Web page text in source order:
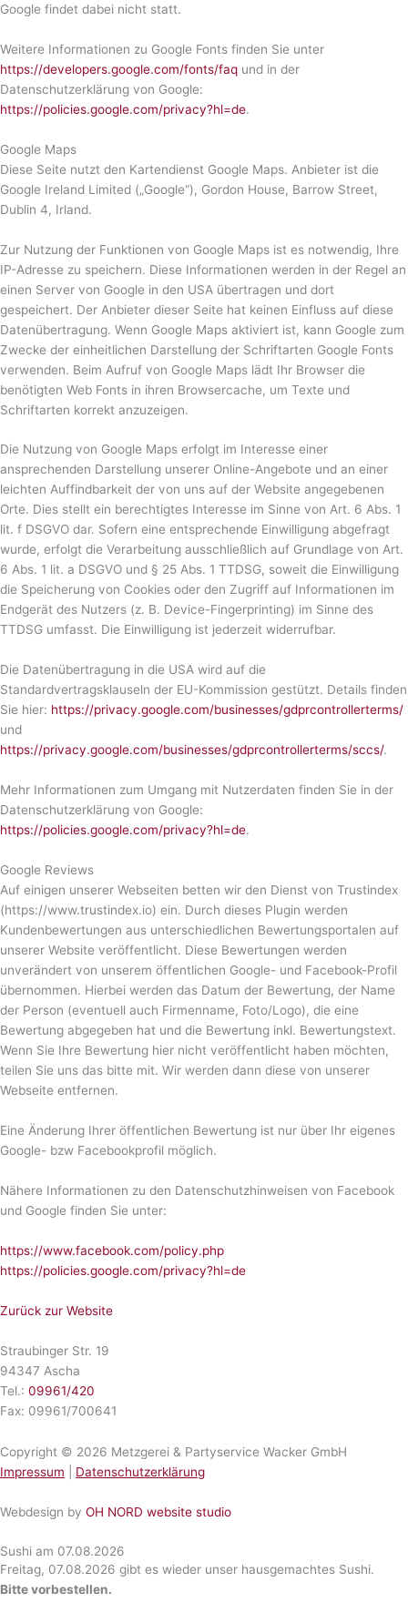
Google findet dabei nicht statt.
Weitere Informationen zu Google Fonts finden Sie unter
https://developers.google.com/fonts/faq und in der
Datenschutzerklärung von Google:
https://policies.google.com/privacy?hl=de.
Google Maps
Diese Seite nutzt den Kartendienst Google Maps. Anbieter ist die
Google Ireland Limited („Google“), Gordon House, Barrow Street,
Dublin 4, Irland.
Zur Nutzung der Funktionen von Google Maps ist es notwendig, Ihre
IP-Adresse zu speichern. Diese Informationen werden in der Regel an
einen Server von Google in den USA übertragen und dort
gespeichert. Der Anbieter dieser Seite hat keinen Einfluss auf diese
Datenübertragung. Wenn Google Maps aktiviert ist, kann Google zum
Zwecke der einheitlichen Darstellung der Schriftarten Google Fonts
verwenden. Beim Aufruf von Google Maps lädt Ihr Browser die
benötigten Web Fonts in ihren Browsercache, um Texte und
Schriftarten korrekt anzuzeigen.
Die Nutzung von Google Maps erfolgt im Interesse einer
ansprechenden Darstellung unserer Online-Angebote und an einer
leichten Auffindbarkeit der von uns auf der Website angegebenen
Orte. Dies stellt ein berechtigtes Interesse im Sinne von Art. 6 Abs. 1
lit. f DSGVO dar. Sofern eine entsprechende Einwilligung abgefragt
wurde, erfolgt die Verarbeitung ausschließlich auf Grundlage von Art.
6 Abs. 1 lit. a DSGVO und § 25 Abs. 1 TTDSG, soweit die Einwilligung
die Speicherung von Cookies oder den Zugriff auf Informationen im
Endgerät des Nutzers (z. B. Device-Fingerprinting) im Sinne des
TTDSG umfasst. Die Einwilligung ist jederzeit widerrufbar.
Die Datenübertragung in die USA wird auf die
Standardvertragsklauseln der EU-Kommission gestützt. Details finden
Sie hier: https://privacy.google.com/businesses/gdprcontrollerterms/
und
https://privacy.google.com/businesses/gdprcontrollerterms/sccs/.
Mehr Informationen zum Umgang mit Nutzerdaten finden Sie in der
Datenschutzerklärung von Google:
https://policies.google.com/privacy?hl=de.
Google Reviews
Auf einigen unserer Webseiten betten wir den Dienst von Trustindex
(https://www.trustindex.io) ein. Durch dieses Plugin werden
Kundenbewertungen aus unterschiedlichen Bewertungsportalen auf
unserer Website veröffentlicht. Diese Bewertungen werden
unverändert von unserem öffentlichen Google- und Facebook-Profil
übernommen. Hierbei werden das Datum der Bewertung, der Name
der Person (eventuell auch Firmenname, Foto/Logo), die eine
Bewertung abgegeben hat und die Bewertung inkl. Bewertungstext.
Wenn Sie Ihre Bewertung hier nicht veröffentlicht haben möchten,
teilen Sie uns das bitte mit. Wir werden dann diese von unserer
Webseite entfernen.
Eine Änderung Ihrer öffentlichen Bewertung ist nur über Ihr eigenes
Google- bzw Facebookprofil möglich.
Nähere Informationen zu den Datenschutzhinweisen von Facebook
und Google finden Sie unter:
https://www.facebook.com/policy.php
https://policies.google.com/privacy?hl=de
Zurück zur Website
Straubinger Str. 19
94347 Ascha
Tel.: 09961/420
Fax: 09961/700641
Copyright © 2026 Metzgerei & Partyservice Wacker GmbH
Impressum
Datenschutzerklärung
Webdesign by OH NORD website studio
Sushi am 07.08.2026
Freitag, 07.08.2026 gibt es wieder unser hausgemachtes Sushi.
Bitte vorbestellen.